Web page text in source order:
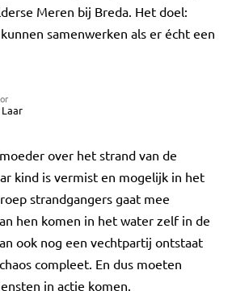
Meren bij Breda. Het doel:
samenwerken als er écht een
over het strand van de
kind is vermist en mogelijk in het
strandgangers gaat mee
hen komen in het water zelf in de
ook nog een vechtpartij ontstaat
compleet. En dus moeten
in actie komen.